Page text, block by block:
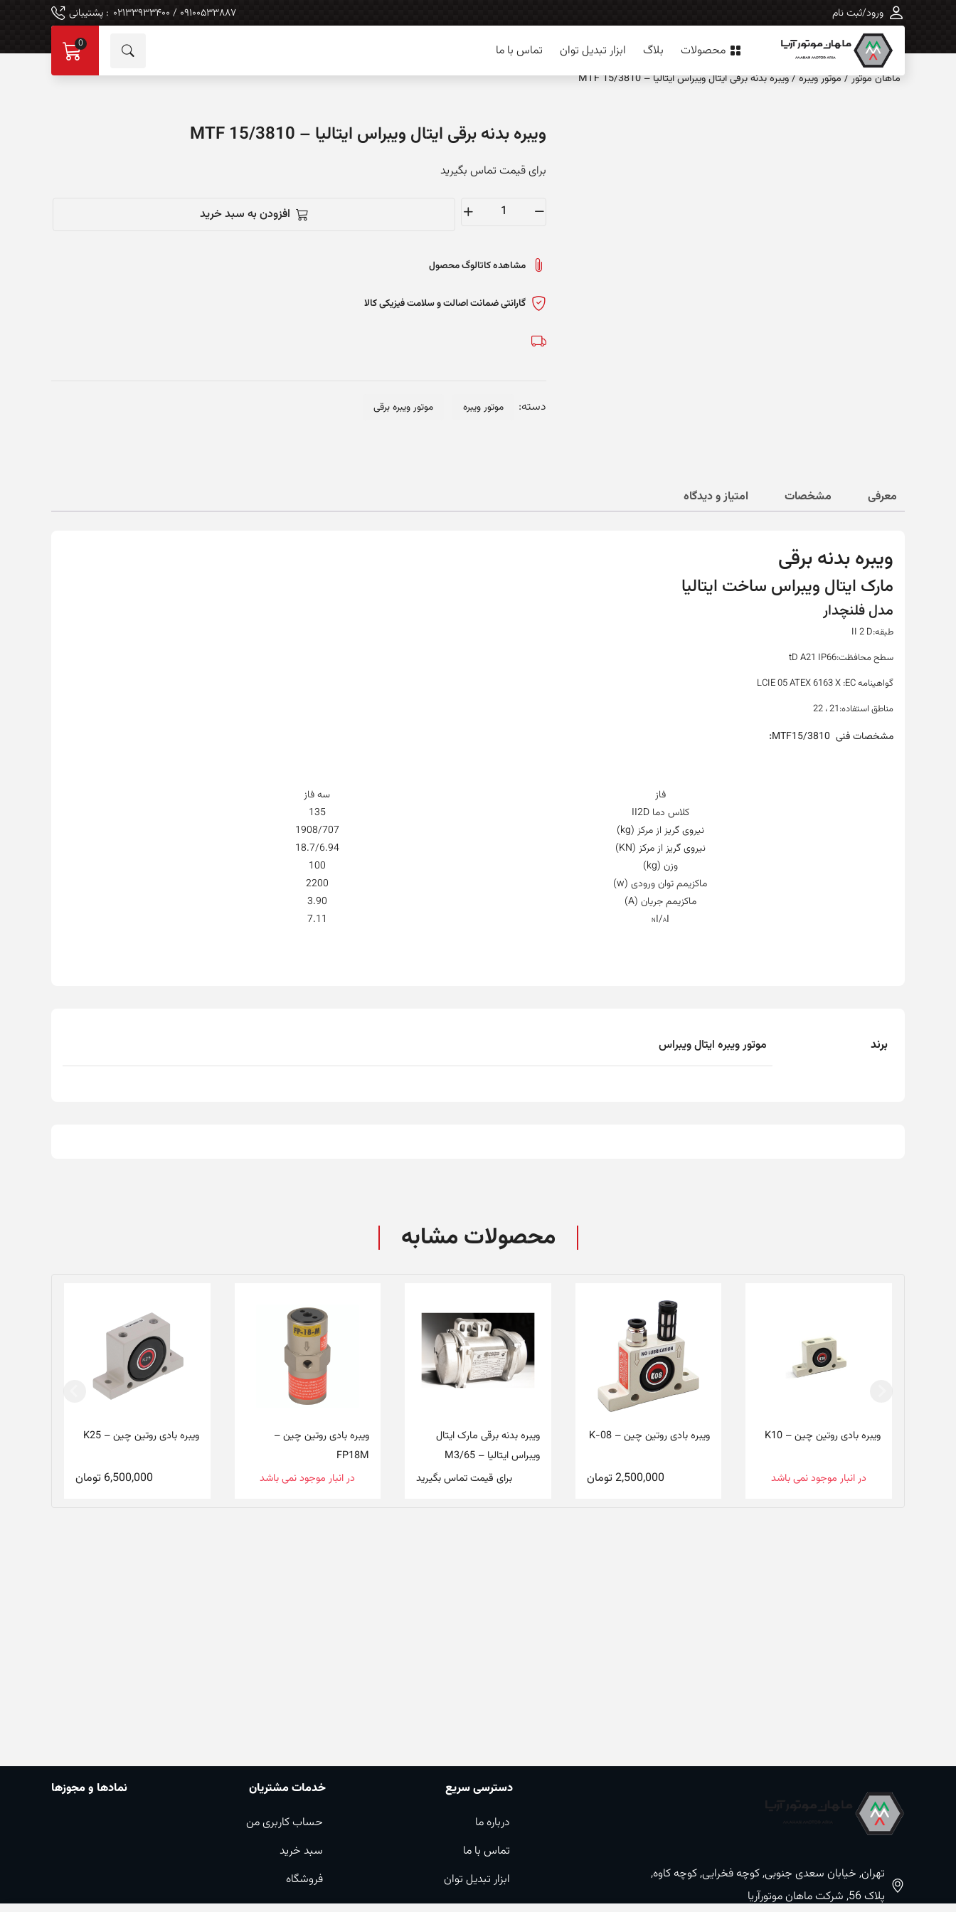
ورود/ثبت نام ۰۹۱۰۰۵۳۳۸۸۷ / ۰۲۱۳۳۹۳۳۴۰۰ : پشتیبانی
محصولات بلاگ ابزار تبدیل توان تماس با ما 0
ماهان‌ موتور/موتور ویبره/ویبره بدنه برقی ایتال ویبراس ایتالیا – MTF 15/3810
ویبره بدنه برقی ایتال ویبراس ایتالیا – MTF 15/3810
برای قیمت تماس بگیرید
برقی
ایتال
ایتالیا
MTF
افزودن به سبد خرید
مشاهده کاتالوگ محصول
گارانتی ضمانت اصالت و سلامت فیزیکی کالا
دسته: موتور ویبره موتور ویبره برقی
معرفی مشخصات امتیاز و دیدگاه
ویبره بدنه برقی
مارک ایتال ویبراس ساخت ایتالیا
مدل فلنچدار
طبقه:II 2 D
سطح محافظت:tD A21 IP66
گواهینامه LCIE 05 ATEX 6163 X :EC
مناطق استفاده:21 ، 22
مشخصات فنی MTF15/3810 :
فاز
سه فاز
کلاس دما II2D
135
نیروی گریز از مرکز (kg)
1908/707
نیروی گریز از مرکز (KN)
18.7/6.94
وزن (kg)
100
ماکزیمم توان ورودی (w)
2200
ماکزیمم جریان (A)
3.90
I
A
/I
N
7.11
برند موتور ویبره ایتال ویبراس
محصولات مشابه
ویبره بادی روتین چین – K10
در انبار موجود نمی باشد
ویبره بادی روتین چین – K-08
2,500,000تومان
ویبره بدنه برقی مارک ایتال
ویبراس ایتالیا – M3/65
برای قیمت تماس بگیرید
ویبره بادی روتین چین –
FP18M
در انبار موجود نمی باشد
ویبره بادی روتین چین – K25
6,500,000 تومان
تهران, خیابان سعدی جنوبی, کوچه فخرایی, کوچه کاوه,
پلاک 56, شرکت ماهان موتورآریا
دسترسی سریع
درباره ما
تماس با ما
ابزار تبدیل توان
خدمات مشتریان
حساب کاربری من
سبد خرید
فروشگاه
نمادها و مجوزها